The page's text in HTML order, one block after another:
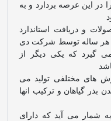
در این عرصه بردارد و به
و دریافت استاندارد
های بین المللی آی ای او از سال 1377 هر ساله توسط شرکت دی
گیرد که یکی دیگر از
های مختلفی تولید می
بذر گیاهان و ترکیب انها
شمار می آید که دارای